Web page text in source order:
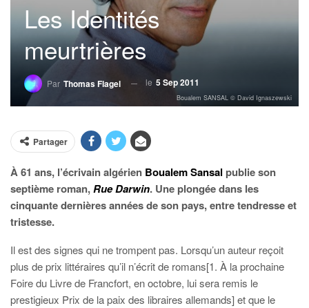
Les Identités
meurtrières
Par Thomas Flagel le 5 Sep 2011
Boualem SANSAL © David Ignaszewski
Partager
À 61 ans, l’écrivain algérien Boualem Sansal publie son
septième roman,Rue Darwin. Une plongée dans les
cinquante dernières années de son pays, entre tendresse et
tristesse.
Il est des signes qui ne trompent pas. Lorsqu’un auteur reçoit
plus de prix littéraires qu’il n’écrit de romans[1. À la prochaine
Foire du Livre de Francfort, en octobre, lui sera remis le
prestigieux Prix de la paix des libraires allemands] et que le